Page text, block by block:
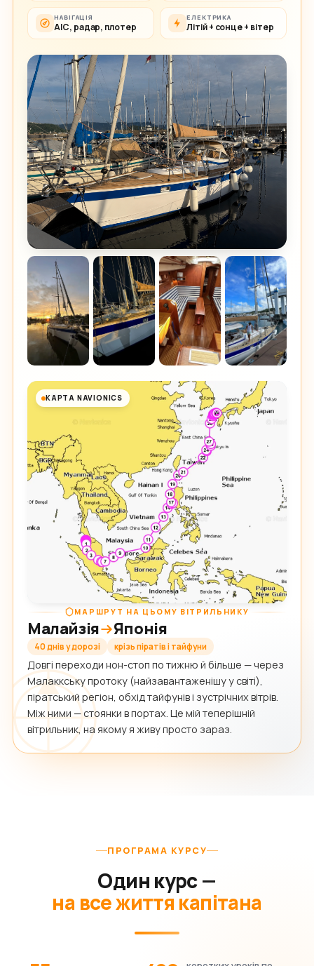
НАВІГАЦІЯ
АІС, радар, плотер
ЕЛЕКТРИКА
Літій + сонце + вітер
КАРТА NAVIONICS
МАРШРУТ НА ЦЬОМУ ВІТРИЛЬНИКУ
Малайзія Японія
40 днів у дорозі крізь піратів і тайфуни
Довгі переходи нон-стоп по тижню й більше — через
Малаккську протоку (найзавантаженішу у світі),
піратський регіон, обхід тайфунів і зустрічних вітрів.
Між ними — стоянки в портах. Це мій теперішній
вітрильник, на якому я живу просто зараз.
ПРОГРАМА КУРСУ
Один курс —
на все життя капітана